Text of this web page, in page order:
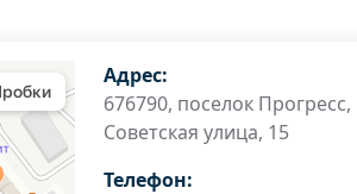
Адрес:
676790, поселок Прогресс,
Советская улица, 15
Телефон: